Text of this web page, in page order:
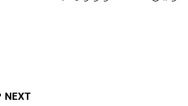
NEXT